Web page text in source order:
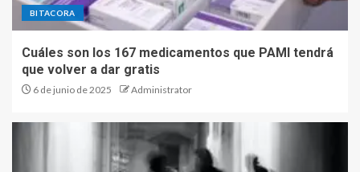
BITACORA
Cuáles son los 167 medicamentos que PAMI tendrá
que volver a dar gratis
6 de junio de 2025 Administrator